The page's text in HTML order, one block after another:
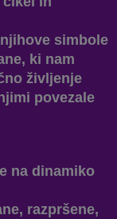
simbole
ki nam
življenje
povezale
na dinamiko
razpršene,